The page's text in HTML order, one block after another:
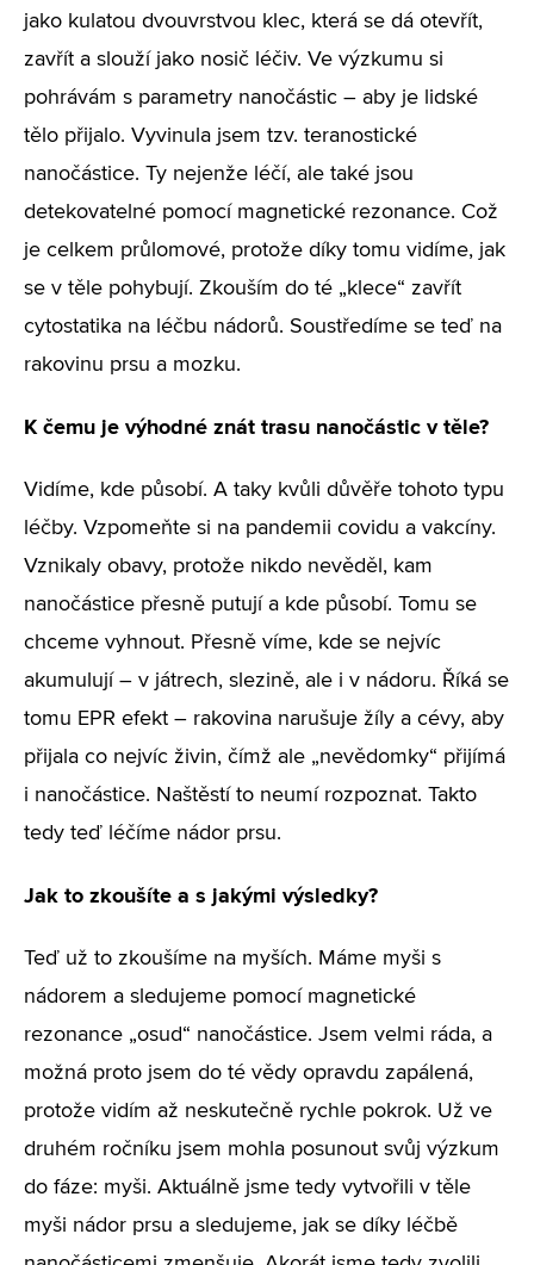
jako kulatou dvouvrstvou klec, která se dá otevřít,
zavřít a slouží jako nosič léčiv. Ve výzkumu si
pohrávám s parametry nanočástic – aby je lidské
tělo přijalo. Vyvinula jsem tzv. teranostické
nanočástice. Ty nejenže léčí, ale také jsou
detekovatelné pomocí magnetické rezonance. Což
je celkem průlomové, protože díky tomu vidíme, jak
se v těle pohybují. Zkouším do té „klece“ zavřít
cytostatika na léčbu nádorů. Soustředíme se teď na
rakovinu prsu a mozku.
K čemu je výhodné znát trasu nanočástic v těle?
Vidíme, kde působí. A taky kvůli důvěře tohoto typu
léčby. Vzpomeňte si na pandemii covidu a vakcíny.
Vznikaly obavy, protože nikdo nevěděl, kam
nanočástice přesně putují a kde působí. Tomu se
chceme vyhnout. Přesně víme, kde se nejvíc
akumulují – v játrech, slezině, ale i v nádoru. Říká se
tomu EPR efekt – rakovina narušuje žíly a cévy, aby
přijala co nejvíc živin, čímž ale „nevědomky“ přijímá
i nanočástice. Naštěstí to neumí rozpoznat. Takto
tedy teď léčíme nádor prsu.
Jak to zkoušíte a s jakými výsledky?
Teď už to zkoušíme na myších. Máme myši s
nádorem a sledujeme pomocí magnetické
rezonance „osud“ nanočástice. Jsem velmi ráda, a
možná proto jsem do té vědy opravdu zapálená,
protože vidím až neskutečně rychle pokrok. Už ve
druhém ročníku jsem mohla posunout svůj výzkum
do fáze: myši. Aktuálně jsme tedy vytvořili v těle
myši nádor prsu a sledujeme, jak se díky léčbě